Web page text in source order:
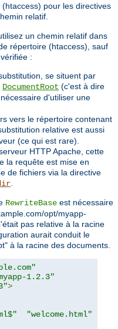
pour les directives
relatif.
un chemin relatif dans
répertoire (htaccess), sauf
:
se situent par
DocumentRoot (c'est à dire
d'utiliser une
vers le répertoire contenant
relative est aussi
(ce qui est rare).
HTTP Apache, cette
la requête est mise en
de fichiers via la directive
RewriteBase est nécessaire
opt/myapp-
pas relative à la racine
aurait conduit le
à la racine des documents.
1.2.3"
>
"welcome.html"